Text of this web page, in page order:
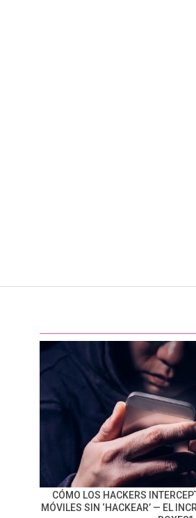
CÓMO LOS HACKERS
MÓVILES SIN ‘HACKEAR’ — EL